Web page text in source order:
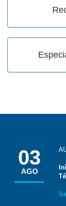
03
AGO